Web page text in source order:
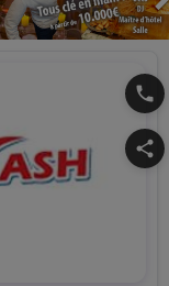
phone
share